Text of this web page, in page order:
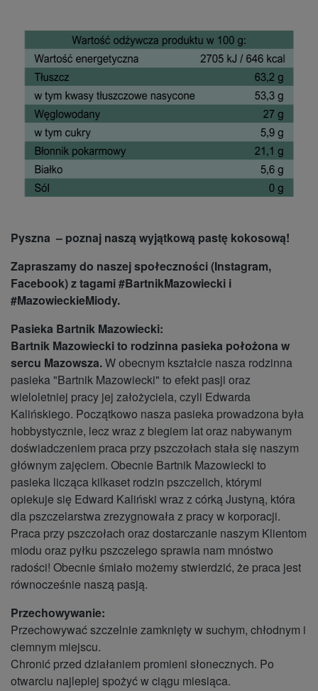
Pyszna – poznaj naszą wyjątkową pastę kokosową!
Zapraszamy do naszej społeczności (Instagram,
Facebook) z tagami #BartnikMazowiecki i
#MazowieckieMiody.
Pasieka Bartnik Mazowiecki:
Bartnik Mazowiecki to rodzinna pasieka położona w
sercu Mazowsza.W obecnym kształcie nasza rodzinna
pasieka "Bartnik Mazowiecki" to efekt pasji oraz
wieloletniej pracy jej założyciela, czyli Edwarda
Kalińskiego. Początkowo nasza pasieka prowadzona była
hobbystycznie, lecz wraz z biegiem lat oraz nabywanym
doświadczeniem praca przy pszczołach stała się naszym
głównym zajęciem. Obecnie Bartnik Mazowiecki to
pasieka licząca kilkaset rodzin pszczelich, którymi
opiekuje się Edward Kaliński wraz z córką Justyną, która
dla pszczelarstwa zrezygnowała z pracy w korporacji.
Praca przy pszczołach oraz dostarczanie naszym Klientom
miodu oraz pyłku pszczelego sprawia nam mnóstwo
radości! Obecnie śmiało możemy stwierdzić, że praca jest
równocześnie naszą pasją.
Przechowywanie:
Przechowywać szczelnie zamknięty w suchym, chłodnym i
ciemnym miejscu.
Chronić przed działaniem promieni słonecznych. Po
otwarciu najlepiej spożyć w ciągu miesiąca.